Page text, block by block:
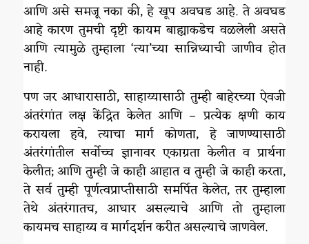
आणि असे समजू नका की, हे खूप अवघड आहे. ते अवघड
आहे कारण तुमची दृष्टी कायम बाह्याकडेच वळलेली असते
आणि त्यामुळे तुम्हाला ‘त्या’च्या सान्निध्याची जाणीव होत
नाही.
पण जर आधारासाठी, साहाय्यासाठी तुम्ही बाहेरच्या ऐवजी
अंतरंगांत लक्ष केंद्रित केलेत आणि – प्रत्येक क्षणी काय
करायला हवे, त्याचा मार्ग कोणता, हे जाणण्यासाठी
अंतरंगांतील सर्वोच्च ज्ञानावर एकाग्रता केलीत व प्रार्थना
केलीत; आणि तुम्ही जे काही आहात व तुम्ही जे काही करता,
ते सर्व तुम्ही पूर्णत्वप्राप्तीसाठी समर्पित केलेत, तर तुम्हाला
तेथे अंतरंगातच, आधार असल्याचे आणि तो तुम्हाला
कायमच साहाय्य व मार्गदर्शन करीत असल्याचे जाणवेल.